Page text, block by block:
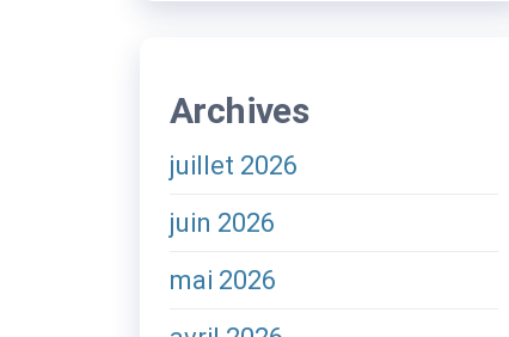
Archives
juillet 2026
juin 2026
mai 2026